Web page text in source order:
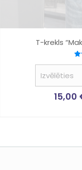
T-krekls
15,00